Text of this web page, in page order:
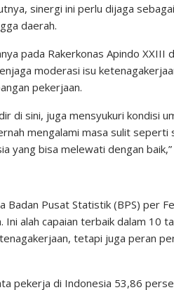
sinergi ini perlu dijaga
daerah.
pada Rakerkonas Apindo
moderasi isu
pekerjaan.
di sini, juga mensyukuri kondisi
mengalami masa sulit
yang bisa melewati dengan
Badan Pusat Statistik (BPS) per
Ini alah capaian terbaik dalam 10
tetapi juga peran
pekerja di Indonesia 53,86